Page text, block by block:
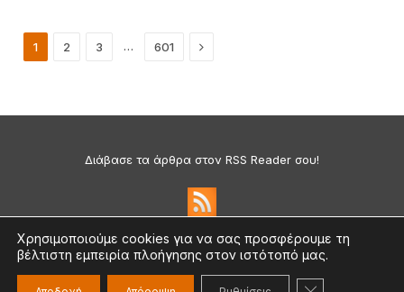
1 2 3 … 601 Next
Διάβασε τα άρθρα στον RSS Reader σου!
Πολιτική Απορρήτου & Cookies
©2026 medium.gr | Designed & Supported bynat.ad
Χρησιμοποιούμε cookies για να σας προσφέρουμε τη
βέλτιστη εμπειρία πλοήγησης στον ιστότοπό μας.
ΚΛΕΊΣΙΜΟ ΤΟΥ